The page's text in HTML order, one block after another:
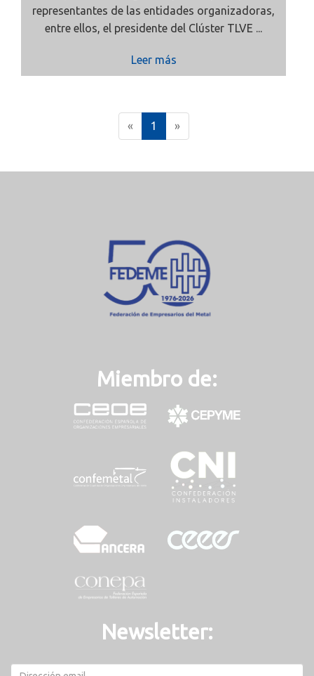
representantes de las entidades organizadoras,
entre ellos, el presidente del Clúster TLVE ...
Leer más
« 1
c
t
)
»
Miembro de:
Newsletter: